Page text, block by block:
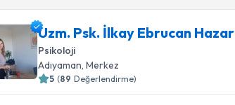
Uzm. Psk. İlkay Ebrucan Hazar
Psikoloji
Adıyaman, Merkez
5 (89 Değerlendirme)